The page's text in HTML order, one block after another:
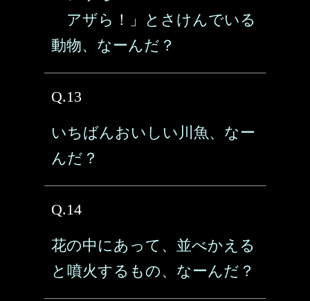
アザら！」とさけんでいる
動物、なーんだ？
Q.13
いちばんおいしい川魚、なー
んだ？
Q.14
花の中にあって、並べかえる
と噴火するもの、なーんだ？